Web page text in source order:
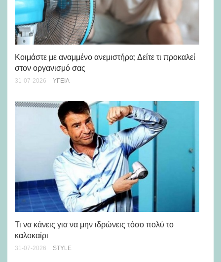
Κοιμάστε με αναμμένο ανεμιστήρα; Δείτε τι προκαλεί
στον οργανισμό σας
31-07-2026 ΥΓΕΊΑ
Τι να κάνεις για να μην ιδρώνεις τόσο πολύ το
καλοκαίρι
31-07-2026 STYLE